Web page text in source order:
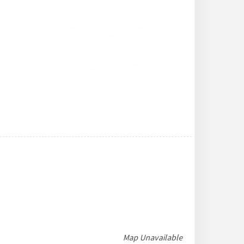
Map Unavailable